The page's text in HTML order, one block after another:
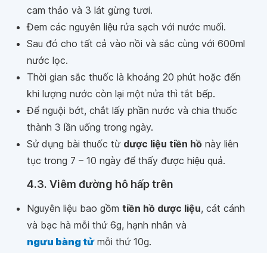
cam thảo và 3 lát gừng tươi.
Đem các nguyên liệu rửa sạch với nước muối.
Sau đó cho tất cả vào nồi và sắc cùng với 600ml
nước lọc.
Thời gian sắc thuốc là khoảng 20 phút hoặc đến
khi lượng nước còn lại một nửa thì tắt bếp.
Để nguội bớt, chắt lấy phần nước và chia thuốc
thành 3 lần uống trong ngày.
Sử dụng bài thuốc từ dược liệu tiền hồ này liên
tục trong 7 – 10 ngày để thấy được hiệu quả.
4.3. Viêm đường hô hấp trên
Nguyên liệu bao gồm tiền hồ dược liệu, cát cánh
và bạc hà mỗi thứ 6g, hạnh nhân và
ngưu bàng tửmỗi thứ 10g.